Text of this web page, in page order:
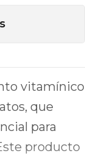
vitamínico
que
para
producto